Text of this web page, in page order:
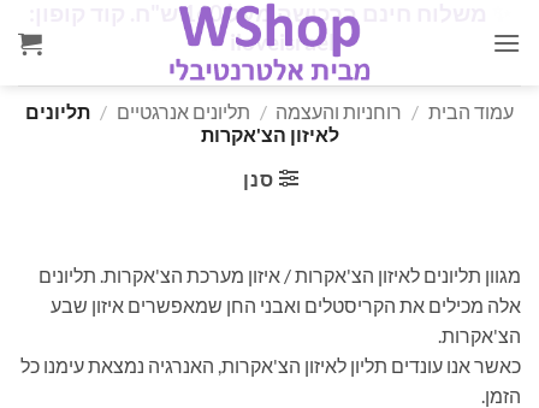
משלוח חינם ברכישה מעל 160 ש"ח. קוד קופון:
iloveisrael
✨
עמוד הבית / רוחניות והעצמה / תליונים אנרגטיים / תליונים
לאיזון הצ'אקרות
סנן
מגוון תליונים לאיזון הצ'אקרות / איזון מערכת הצ'אקרות. תליונים
אלה מכילים את הקריסטלים ואבני החן שמאפשרים איזון שבע
הצ'אקרות.
כאשר אנו עונדים תליון לאיזון הצ'אקרות, האנרגיה נמצאת עימנו כל
הזמן.